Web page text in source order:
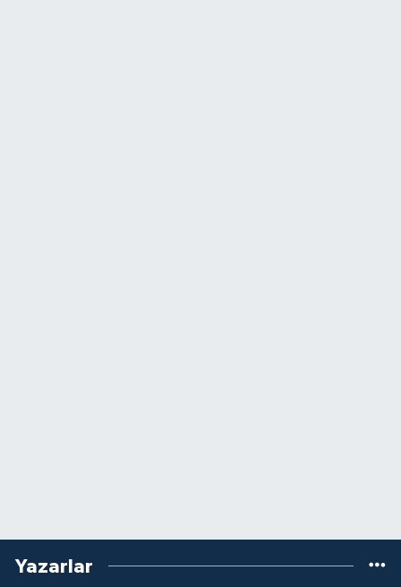
Yazarlar